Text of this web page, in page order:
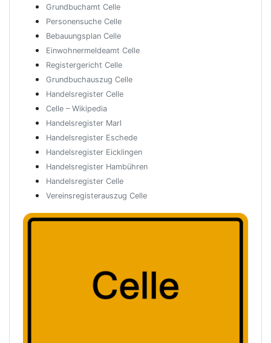
Grundbuchamt Celle
Personensuche Celle
Bebauungsplan Celle
Einwohnermeldeamt Celle
Registergericht Celle
Grundbuchauszug Celle
Handelsregister Celle
Celle – Wikipedia
Handelsregister Marl
Handelsregister Eschede
Handelsregister Eicklingen
Handelsregister Hambühren
Handelsregister Celle
Vereinsregisterauszug Celle